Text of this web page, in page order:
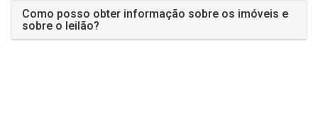
Como posso obter informação sobre os imóveis e
sobre o leilão?